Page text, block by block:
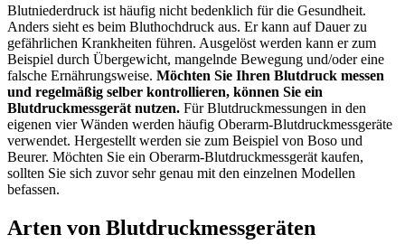
Blutniederdruck ist häufig nicht bedenklich für die Gesundheit.
Anders sieht es beim Bluthochdruck aus. Er kann auf Dauer zu
gefährlichen Krankheiten führen. Ausgelöst werden kann er zum
Beispiel durch Übergewicht, mangelnde Bewegung und/oder eine
falsche Ernährungsweise. Möchten Sie Ihren Blutdruck messen
und regelmäßig selber kontrollieren, können Sie ein
Blutdruckmessgerät nutzen. Für Blutdruckmessungen in den
eigenen vier Wänden werden häufig Oberarm-Blutdruckmessgeräte
verwendet. Hergestellt werden sie zum Beispiel von Boso und
Beurer. Möchten Sie ein Oberarm-Blutdruckmessgerät kaufen,
sollten Sie sich zuvor sehr genau mit den einzelnen Modellen
befassen.
Arten von Blutdruckmessgeräten